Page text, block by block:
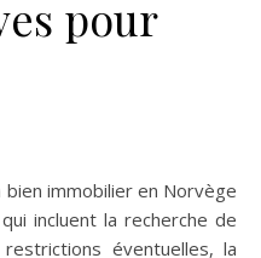
pour
immobilier en Norvège
incluent la recherche de
éventuelles, la